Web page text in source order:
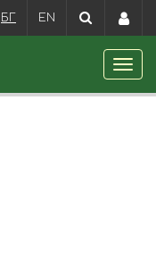
БГ EN